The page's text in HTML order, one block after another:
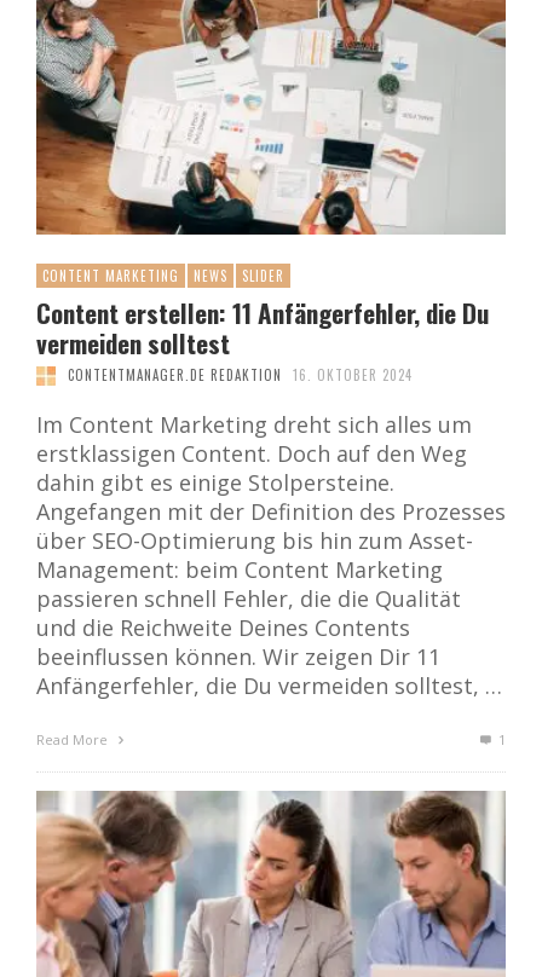
CONTENT MARKETING NEWS SLIDER
Content erstellen: 11 Anfängerfehler, die Du
vermeiden solltest
CONTENTMANAGER.DE REDAKTION 16. OKTOBER 2024
Im Content Marketing dreht sich alles um
erstklassigen Content. Doch auf den Weg
dahin gibt es einige Stolpersteine.
Angefangen mit der Definition des Prozesses
über SEO-Optimierung bis hin zum Asset-
Management: beim Content Marketing
passieren schnell Fehler, die die Qualität
und die Reichweite Deines Contents
beeinflussen können. Wir zeigen Dir 11
Anfängerfehler, die Du vermeiden solltest, …
Read More 1